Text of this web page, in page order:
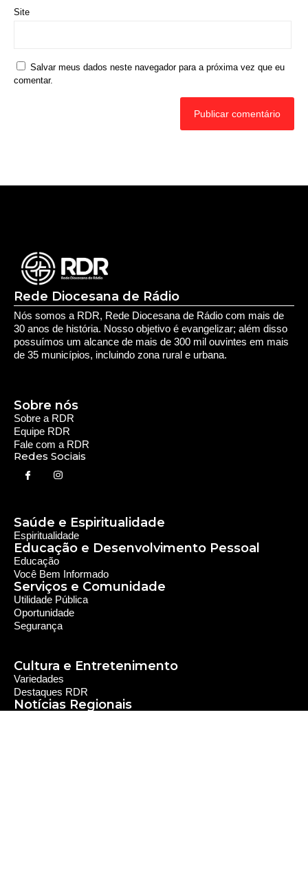
Site
Salvar meus dados neste navegador para a próxima vez que eu
comentar.
Rede Diocesana de Rádio
Nós somos a RDR, Rede Diocesana de Rádio com mais de
30 anos de história. Nosso objetivo é evangelizar; além disso
possuímos um alcance de mais de 300 mil ouvintes em mais
de 35 municípios, incluindo zona rural e urbana.
Sobre a RDR
Equipe RDR
Fale com a RDR
Redes Sociais
Sobre nós
Saúde e Espiritualidade
Espiritualidade
Educação e Desenvolvimento Pessoal
Educação
Você Bem Informado
Serviços e Comunidade
Utilidade Pública
Oportunidade
Segurança
Cultura e Entretenimento
Notícias Regionais
Variedades
Destaques RDR